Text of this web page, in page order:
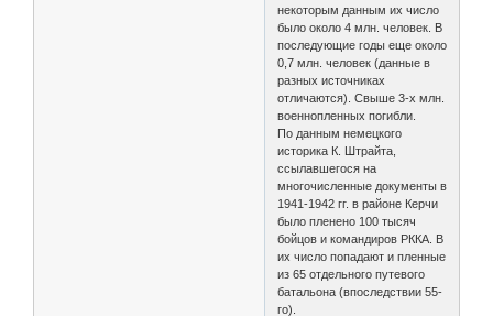
некоторым данным их число
было около 4 млн. человек. В
последующие годы еще около
0,7 млн. человек (данные в
разных источниках
отличаются). Свыше 3-х млн.
военнопленных погибли.
По данным немецкого
историка К. Штрайта,
ссылавшегося на
многочисленные документы в
1941-1942 гг. в районе Керчи
было пленено 100 тысяч
бойцов и командиров РККА. В
их число попадают и пленные
из 65 отдельного путевого
батальона (впоследствии 55-
го).